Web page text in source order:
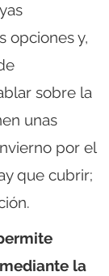
opciones y,
sobre la
unas
por el
que cubrir;
la